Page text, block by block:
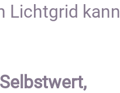
Lichtgrid kann
Selbstwert,